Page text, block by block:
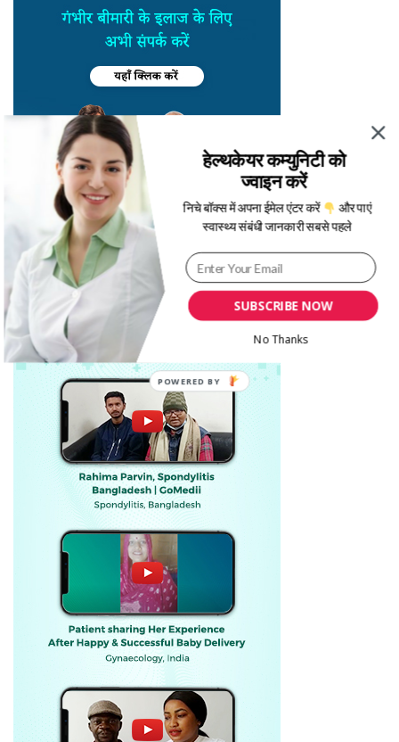
SUBSCRIBE NOW
हेल्थकेयर कम्युनिटी को
ज्वाइन करें
निचे बॉक्स में अपना ईमेल एंटर करें और पाएं
स्वास्थ्य संबंधी जानकारी सबसे पहले
No Thanks
POWERED BY